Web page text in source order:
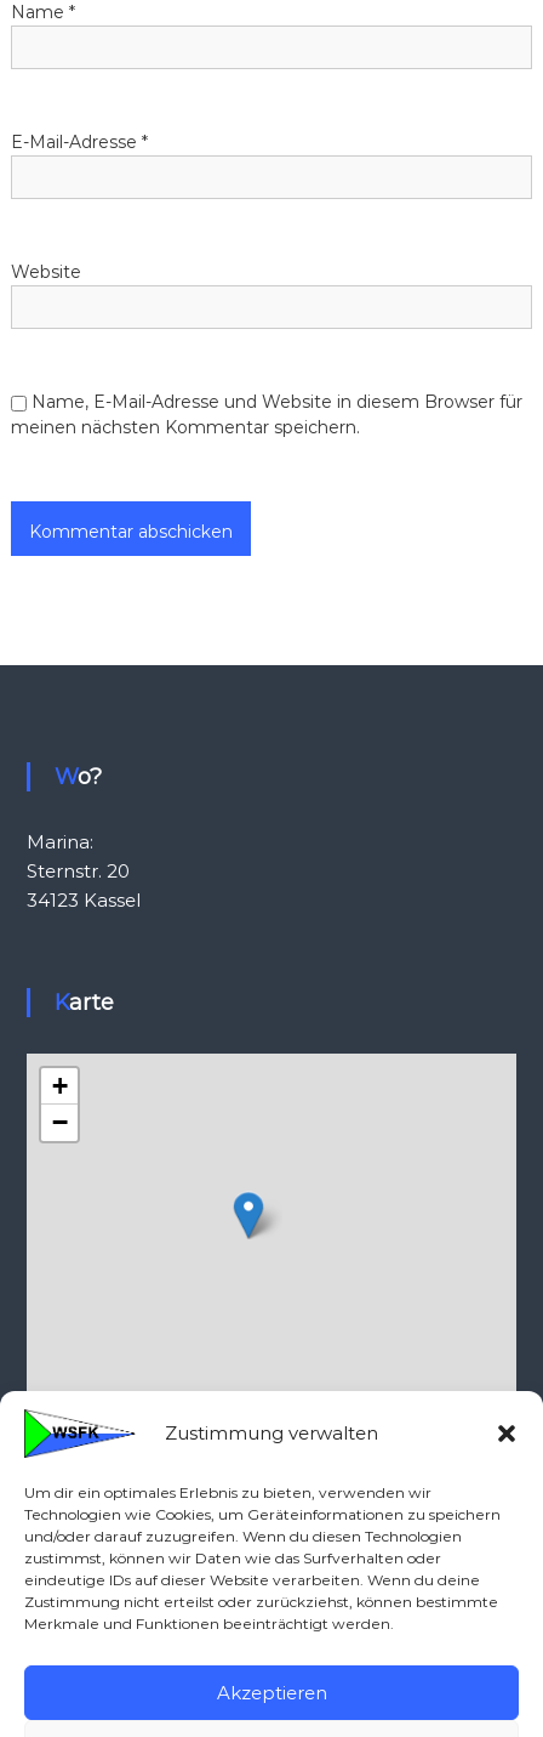
Zustimmung verwalten
Um dir ein optimales Erlebnis zu bieten, verwenden wir
Technologien wie Cookies, um Geräteinformationen zu speichern
und/oder darauf zuzugreifen. Wenn du diesen Technologien
zustimmst, können wir Daten wie das Surfverhalten oder
eindeutige IDs auf dieser Website verarbeiten. Wenn du deine
Zustimmung nicht erteilst oder zurückziehst, können bestimmte
Merkmale und Funktionen beeinträchtigt werden.
Akzeptieren
Name *
E-Mail-Adresse *
Website
Name, E-Mail-Adresse und Website in diesem Browser für
meinen nächsten Kommentar speichern.
Wo?
Marina:
Sternstr. 20
34123 Kassel
Karte
+
−
Kontakt
Telefon: 0160-90712379
wsfk{ät)wassersportfreunde-kassel.de